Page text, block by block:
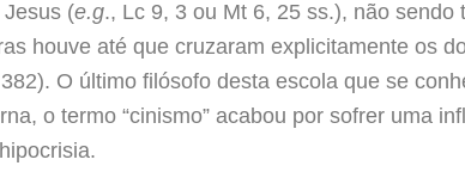
(e.g., Lc 9, 3 ou Mt 6, 25 ss.), não
houve até que cruzaram explicitamente os
382). O último filósofo desta escola que se
o termo “cinismo” acabou por sofrer uma